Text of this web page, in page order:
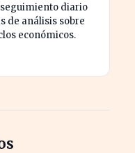
diario
de análisis sobre
económicos.